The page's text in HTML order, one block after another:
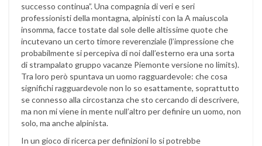
successo continua”. Una compagnia di veri e seri
professionisti della montagna, alpinisti con la A maiuscola
insomma, facce tostate dal sole delle altissime quote che
incutevano un certo timore reverenziale (l’impressione che
probabilmente si percepiva di noi dall’esterno era una sorta
di strampalato gruppo vacanze Piemonte versione no limits).
Tra loro però spuntava un uomo ragguardevole: che cosa
significhi ragguardevole non lo so esattamente, soprattutto
se connesso alla circostanza che sto cercando di descrivere,
ma non mi viene in mente null’altro per definire un uomo, non
solo, ma anche alpinista.
In un gioco di ricerca per definizioni lo si potrebbe